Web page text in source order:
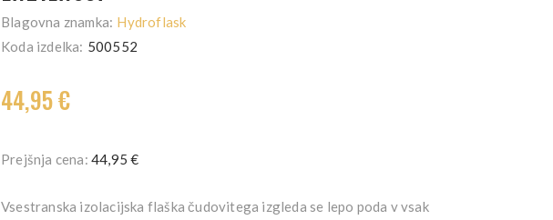
Blagovna znamka: Hydroflask
Koda izdelka: 500552
44,95 €
Prejšnja cena: 44,95 €
Vsestranska izolacijska flaška čudovitega izgleda se lepo poda v vsak